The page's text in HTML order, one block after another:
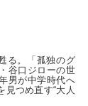
る。「孤独のグ
谷口ジローの世
男が中学時代へ
つめ直す“大人